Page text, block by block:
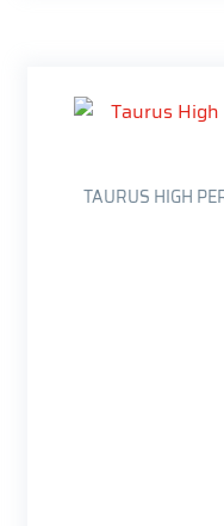
TAURUS HIGH